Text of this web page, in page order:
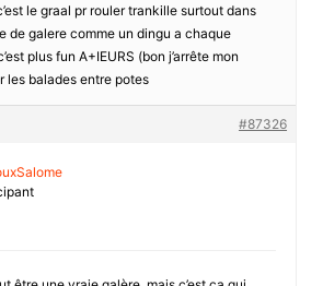
le graal pr rouler trankille surtout dans
de galere comme un dingu a chaque
plus fun A+IEURS (bon j’arrête mon
les balades entre potes
#87326